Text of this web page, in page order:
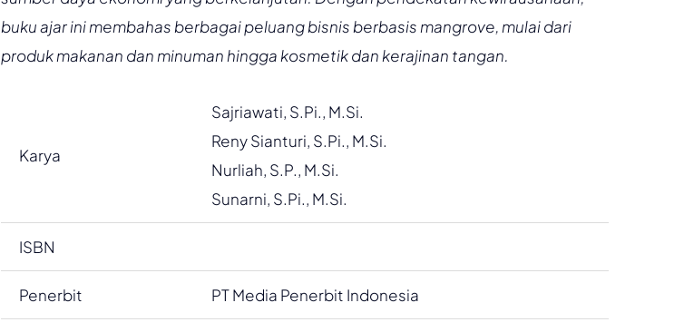
buku ajar ini membahas berbagai peluang bisnis berbasis mangrove, mulai dari
produk makanan dan minuman hingga kosmetik dan kerajinan tangan.
Karya
Sajriawati, S.Pi., M.Si.
Reny Sianturi, S.Pi., M.Si.
Nurliah, S.P., M.Si.
Sunarni, S.Pi., M.Si.
ISBN
Penerbit PT Media Penerbit Indonesia